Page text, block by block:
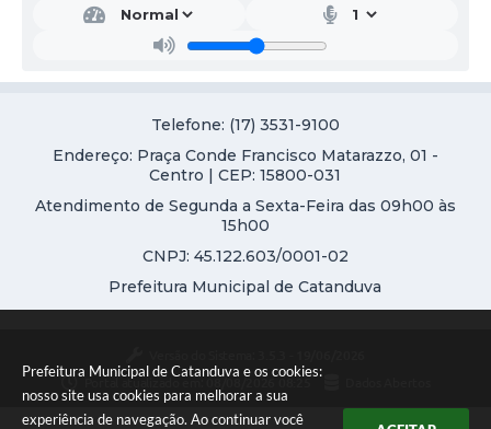
Prefeitura Municipal de Catanduva e os cookies:
nosso site usa cookies para melhorar a sua
experiência de navegação. Ao continuar você
Telefone: (17) 3531-9100
Endereço: Praça Conde Francisco Matarazzo, 01 -
Centro | CEP: 15800-031
Atendimento de Segunda a Sexta-Feira das 09h00 às
15h00
CNPJ: 45.122.603/0001-02
Prefeitura Municipal de Catanduva
Portal atualizado em: